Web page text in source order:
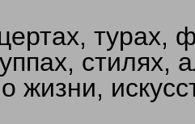
турах,
стилях,
жизни,